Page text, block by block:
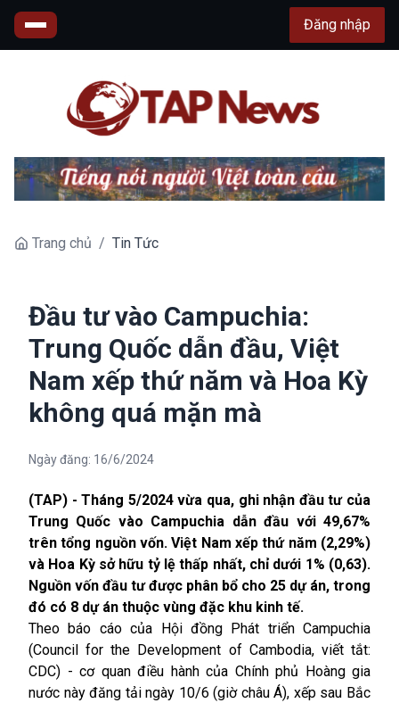
Đăng nhập
Trang chủ / Tin Tức
Đầu tư vào Campuchia:
Trung Quốc dẫn đầu, Việt
Nam xếp thứ năm và Hoa Kỳ
không quá mặn mà
Ngày đăng: 16/6/2024
(TAP) - Tháng 5/2024 vừa qua, ghi nhận đầu tư của
Trung Quốc vào Campuchia dẫn đầu với 49,67%
trên tổng nguồn vốn. Việt Nam xếp thứ năm (2,29%)
và Hoa Kỳ sở hữu tỷ lệ thấp nhất, chỉ dưới 1% (0,63).
Nguồn vốn đầu tư được phân bổ cho 25 dự án, trong
đó có 8 dự án thuộc vùng đặc khu kinh tế.
Theo báo cáo của Hội đồng Phát triển Campuchia
(Council for the Development of Cambodia, viết tắt:
CDC) - cơ quan điều hành của Chính phủ Hoàng gia
nước này đăng tải ngày 10/6 (giờ châu Á), xếp sau Bắc